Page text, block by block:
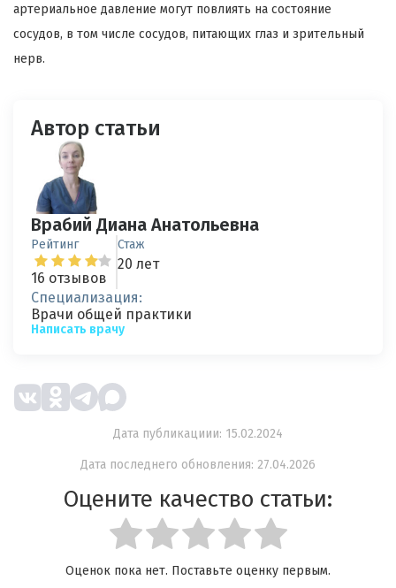
артериальное давление могут повлиять на состояние
сосудов, в том числе сосудов, питающих глаз и зрительный
нерв.
Автор статьи
Врабий Диана Анатольевна
Рейтинг
16 отзывов
Стаж
20 лет
Специализация:
Врачи общей практики
Написать врачу
Дата публикациии: 15.02.2024
Дата последнего обновления: 27.04.2026
Оцените качество статьи:
Оценок пока нет. Поставьте оценку первым.